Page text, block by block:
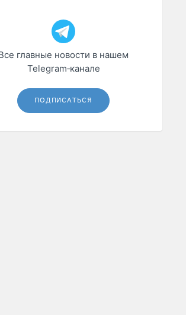
главные новости в нашем
Telegram‑канале
ПОДПИСАТЬСЯ